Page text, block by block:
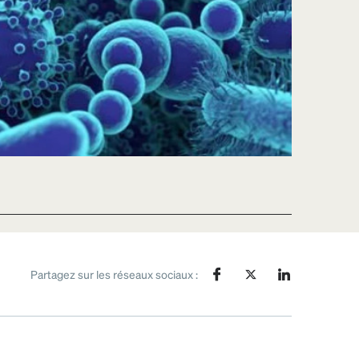
Partagez sur les réseaux sociaux :